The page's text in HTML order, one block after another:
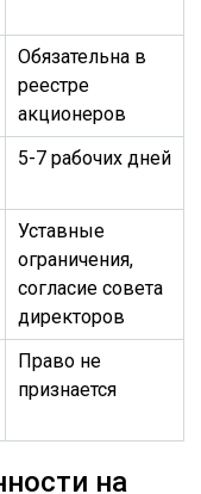
Обязательна в
реестре
акционеров
5-7 рабочих дней
Уставные
ограничения,
согласие совета
директоров
Право не
признается
на